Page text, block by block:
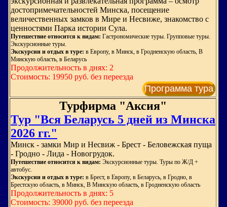
достопримечательностей Минска, посещение
величественных замков в Мире и Несвиже, знакомство с
ценностями Парка истории Сула.
Путешествие относится к видам: Гастрономические туры. Групповые туры.
Экскурсионные туры.
Экскурсии и отдых в туре: в Европу, в Минск, в Гродненскую область, В
Минскую область, в Беларусь
Продолжительность в днях: 2
Стоимость: 19950 руб. без переезда
Программа тура
Турфирма "Аксия"
Тур "Вся Беларусь 5 дней из Минска
2026 гг."
Минск - замки Мир и Несвиж - Брест - Беловежская пуща
- Гродно - Лида - Новогрудок.
Путешествие относится к видам: Экскурсионные туры. Туры по Ж/Д +
автобус.
Экскурсии и отдых в туре: в Брест, в Европу, в Беларусь, в Гродно, в
Брестскую область, в Минск, В Минскую область, в Гродненскую область
Продолжительность в днях: 5
Стоимость: 39000 руб. без переезда